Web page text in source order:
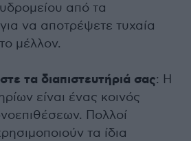
από τα
να αποτρέψετε τυχαία
μέλλον.
τα διαπιστευτήριά σας: Η
είναι ένας κοινός
Πολλοί
τα ίδια